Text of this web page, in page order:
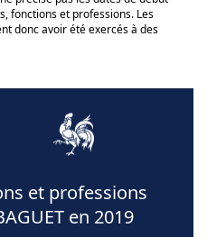
fonctions et professions. Les
donc avoir été exercés à des
et professions
en 2019